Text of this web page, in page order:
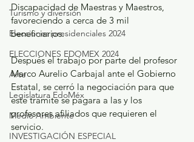
Turismo y diversión
Elecciones presidenciales 2024
ELECCIONES EDOMEX 2024
Arte
Legislatura EdoMéx
Medio Ambiente
INVESTIGACIÓN ESPECIAL
Discapacidad de Maestras y Maestros,
favoreciendo a cerca de 3 mil
beneficiarios.
Después el trabajo por parte del profesor
Marco Aurelio Carbajal ante el Gobierno
Estatal, se cerró la negociación para que
este trámite se pagara a las y los
profesores afiliados que requieren el
servicio.